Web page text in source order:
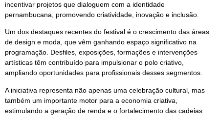
incentivar projetos que dialoguem com a identidade
pernambucana, promovendo criatividade, inovação e inclusão.
Um dos destaques recentes do festival é o crescimento das áreas
de design e moda, que vêm ganhando espaço significativo na
programação. Desfiles, exposições, formações e intervenções
artísticas têm contribuído para impulsionar o polo criativo,
ampliando oportunidades para profissionais desses segmentos.
A iniciativa representa não apenas uma celebração cultural, mas
também um importante motor para a economia criativa,
estimulando a geração de renda e o fortalecimento das cadeias